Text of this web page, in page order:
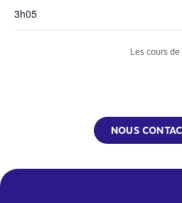
3h05
Les cours
NOUS